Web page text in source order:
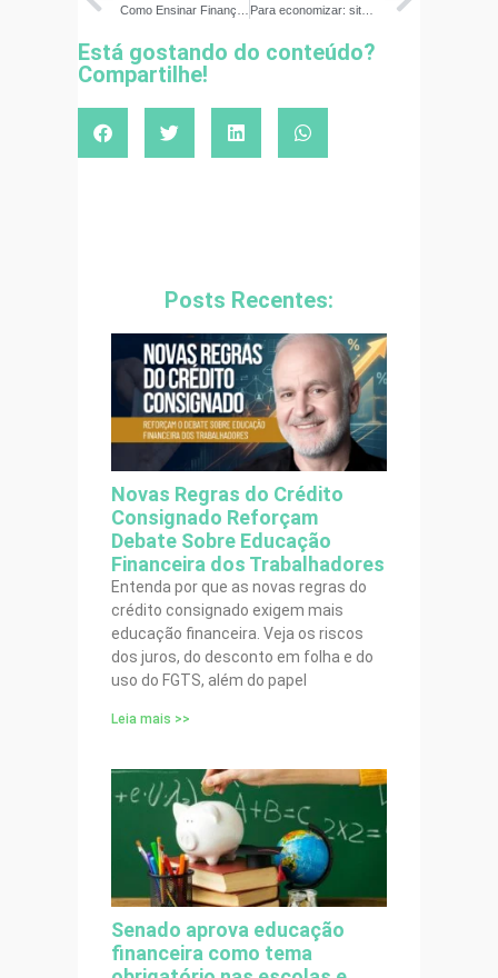
Para economizar: sites de lojas criam abas com cupons de desconto. Confira
Está gostando do conteúdo?
Compartilhe!
Posts Recentes:
Novas Regras do Crédito
Consignado Reforçam
Debate Sobre Educação
Financeira dos Trabalhadores
Entenda por que as novas regras do
crédito consignado exigem mais
educação financeira. Veja os riscos
dos juros, do desconto em folha e do
uso do FGTS, além do papel
Leia mais >>
Senado aprova educação
financeira como tema